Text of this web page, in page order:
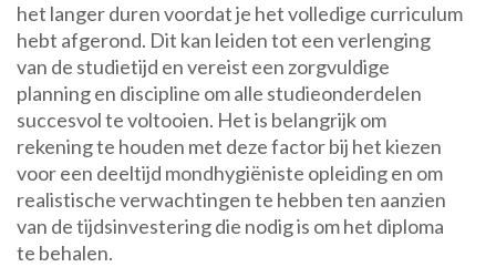
het langer duren voordat je het volledige curriculum
hebt afgerond. Dit kan leiden tot een verlenging
van de studietijd en vereist een zorgvuldige
planning en discipline om alle studieonderdelen
succesvol te voltooien. Het is belangrijk om
rekening te houden met deze factor bij het kiezen
voor een deeltijd mondhygiëniste opleiding en om
realistische verwachtingen te hebben ten aanzien
van de tijdsinvestering die nodig is om het diploma
te behalen.